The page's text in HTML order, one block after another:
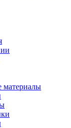
материалы